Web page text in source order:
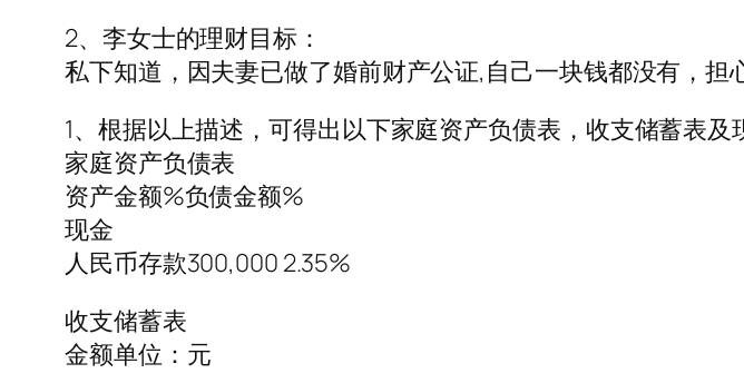
2、李女士的理财目标：
私下知道，因夫妻已做了婚前财产公证,自己一块钱都没有，
1、根据以上描述，可得出以下家庭资产负债表，收支储蓄表及
家庭资产负债表
资产金额%负债金额%
现金
人民币存款300,000 2.35%
收支储蓄表
金额单位：元